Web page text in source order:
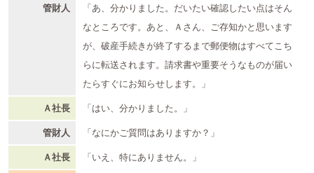
管財人
「あ、分かりました。だいたい確認したい点はそん
なところです。あと、Ａさん、ご存知かと思います
が、破産手続きが終了するまで郵便物はすべてこち
らに転送されます。請求書や重要そうなものが届い
たらすぐにお知らせします。」
Ａ社長 「はい、分かりました。」
管財人 「なにかご質問はありますか？」
Ａ社長 「いえ、特にありません。」